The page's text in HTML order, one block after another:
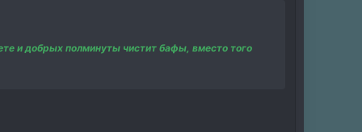
и добрых полминуты чистит бафы, вместо того